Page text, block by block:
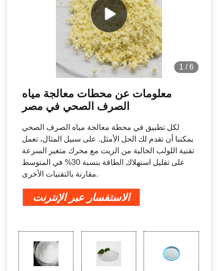
1 / 6
معلومات عن محطات معالجة مياه
الصرف الصحي في مصر
لكل تطبيق في محطة معالجة مياه الصرف الصحي
يمكننا أن نقدم لك الحل الأمثل. على سبيل المثال، تعمل
تقنية اللولب الخالية من الزيت مع محرك متغير السرعة
على تقليل استهلاك الطاقة بنسبة 30% في المتوسط
مقارنة بالتقنيات الأخرى.
الاستفسار عبر الإنترنت